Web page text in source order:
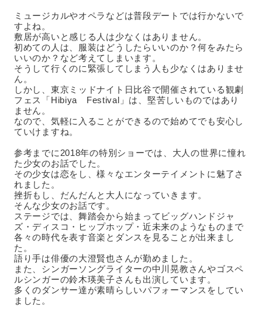
ミュージカルやオペラなどは普段デートでは行かないで
すよね。
敷居が高いと感じる人は少なくはありません。
初めての人は、服装はどうしたらいいのか？何をみたら
いいのか？など考えてしまいます。
そうして行くのに緊張してしまう人も少なくはありませ
ん。
しかし、東京ミッドナイト日比谷で開催されている観劇
フェス「Hibiya Festival」は、堅苦しいものではあり
ません。
なので、気軽に入ることができるので始めてでも安心し
ていけますね。
参考までに2018年の特別ショーでは、大人の世界に憧れ
た少女のお話でした。
その少女は恋をし、様々なエンターテイメントに魅了さ
れました。
挫折もし、だんだんと大人になっていきます。
そんな少女のお話です。
ステージでは、舞踏会から始まってビッグハンドジャ
ズ・ディスコ・ヒップホップ・近未来のようなものまで
各々の時代を表す音楽とダンスを見ることが出来まし
た。
語り手は俳優の大澄賢也さんが勤めました。
また、シンガーソングライターの中川晃教さんやゴスペ
ルシンガーの鈴木瑛美子さんも出演しています。
多くのダンサー達が素晴らしいパフォーマンスをしてい
ました。